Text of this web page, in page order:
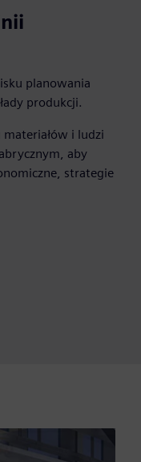
planowania
produkcji.
i ludzi
aby
strategie